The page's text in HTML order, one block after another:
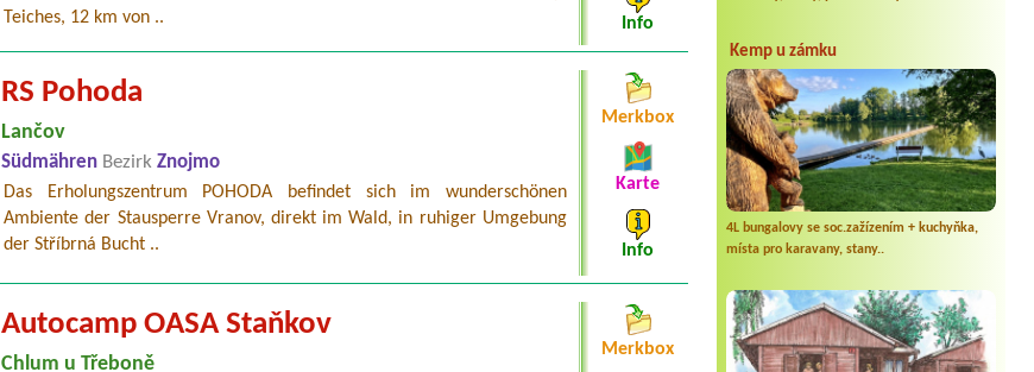
Kemp u zámku
4L bungalovy se soc.zažízením + kuchyňka,
místa pro karavany, stany..
Teiches, 12 km von ..
Info
RS Pohoda
Lančov
Südmähren Bezirk Znojmo
Das Erholungszentrum POHODA befindet sich im wunderschönen
Ambiente der Stausperre Vranov, direkt im Wald, in ruhiger Umgebung
der Stříbrná Bucht ..
Merkbox
Karte
Info
Autocamp OASA Staňkov
Chlum u Třeboně
Merkbox